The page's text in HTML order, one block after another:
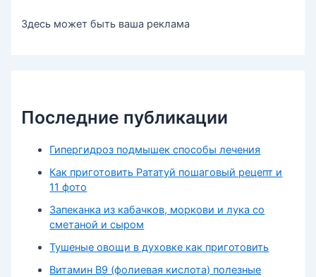
Здесь может быть ваша реклама
Последние публикации
Гипергидроз подмышек способы лечения
Как приготовить Рататуй пошаговый рецепт и
11 фото
Запеканка из кабачков, моркови и лука со
сметаной и сыром
Тушеные овощи в духовке как приготовить
Витамин В9 (фолиевая кислота) полезные